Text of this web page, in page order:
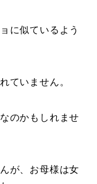
に似ているよう
ていません。
のかもしれませ
が、お母様は女